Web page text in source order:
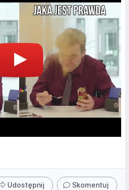
Udostępnij Skomentuj